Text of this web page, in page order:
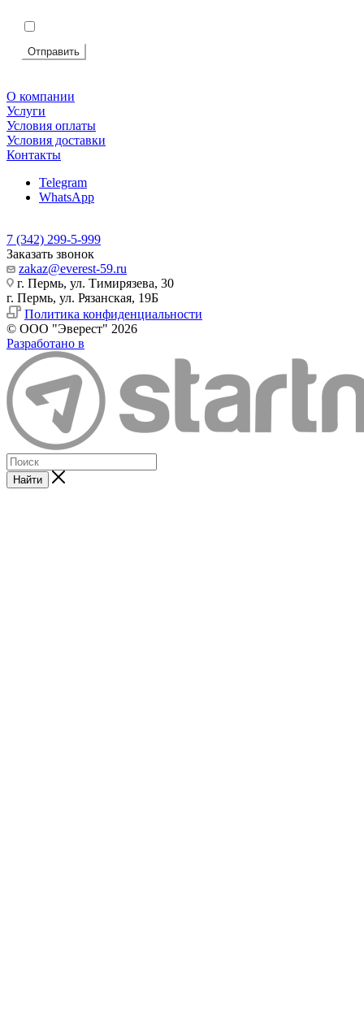
Отправить
О компании
Услуги
Условия оплаты
Условия доставки
Контакты
Telegram
WhatsApp
7 (342) 299-5-999
Заказать звонок
zakaz@everest-59.ru
г. Пермь, ул. Тимирязева, 30
г. Пермь, ул. Рязанская, 19Б
Политика конфиденциальности
© ООО "Эверест" 2026
Разработано в
Найти